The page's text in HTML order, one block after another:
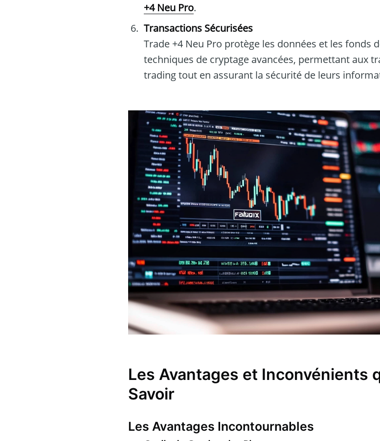
+4 Neu Pro.
Transactions Sécurisées
Trade +4 Neu Pro protège les données et les fonds
techniques de cryptage avancées, permettant aux
trading tout en assurant la sécurité de leurs
Les Avantages et Inconvénients
Savoir
Les Avantages Incontournables